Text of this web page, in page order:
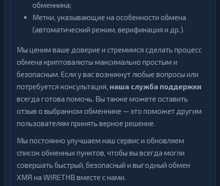
обменника;
Метки, указывающие на особенности обмена
(автоматический режим, верификация и др.).
Мы ценим ваше доверие и стремимся сделать процесс
обмена криптовалюты максимально простым и
безопасным. Если у вас возникнут любые вопросы или
потребуется консультация, наша служба поддержки
всегда готова помочь. Вы также можете оставить
отзыв о выбранном обменнике — это поможет другим
пользователям принять верное решение.
Мы постоянно улучшаем наш сервис и обновляем
список обменных пунктов, чтобы вы всегда могли
совершать быстрый, безопасный и выгодный обмен
XMR на WIRETHB вместе с нами.